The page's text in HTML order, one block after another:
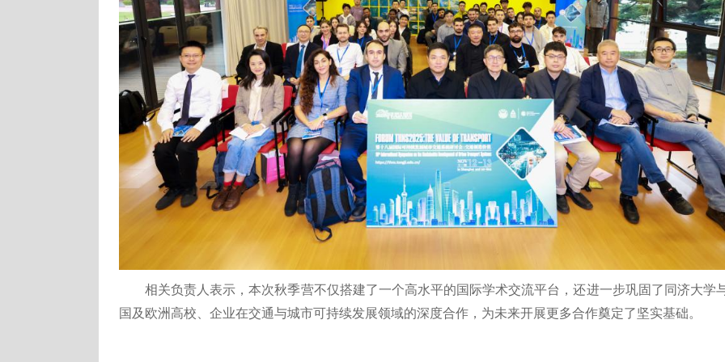
相关负责人表示，本次秋季营不仅搭建了一个高水平的国际学术交流平台，还进一步巩固了同济大学
国及欧洲高校、企业在交通与城市可持续发展领域的深度合作，为未来开展更多合作奠定了坚实基础。